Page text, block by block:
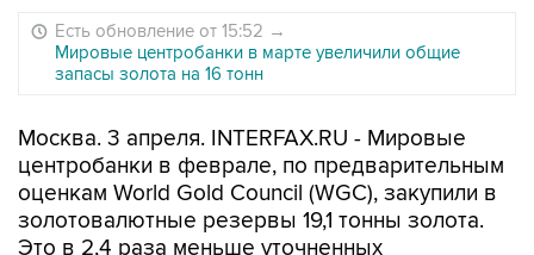
Есть обновление от 15:52 →
Мировые центробанки в марте увеличили общие
запасы золота на 16 тонн
Москва. 3 апреля. INTERFAX.RU - Мировые
центробанки в феврале, по предварительным
оценкам World Gold Council (WGC), закупили в
золотовалютные резервы 19,1 тонны золота.
Это в 2,4 раза меньше уточненных